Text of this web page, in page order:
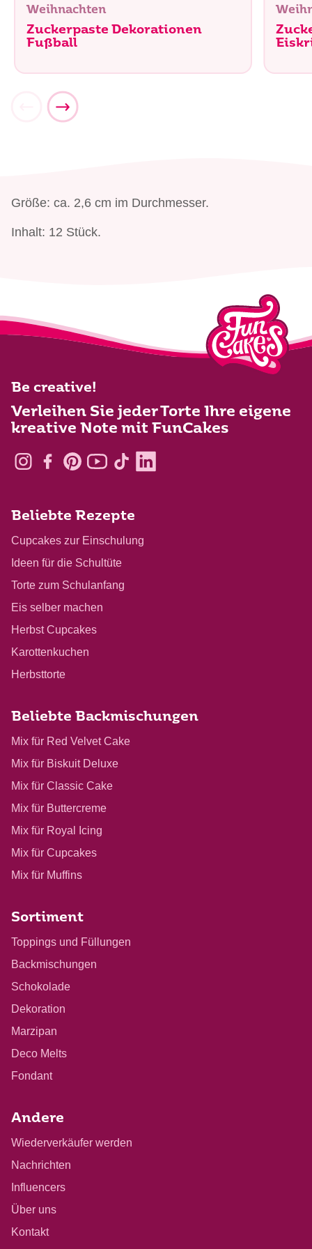
Weihnachten
Zuckerpaste Dekorationen
Fußball
Größe: ca. 2,6 cm im Durchmesser.
Inhalt: 12 Stück.
Be creative!
Verleihen Sie jeder Torte Ihre eigene
kreative Note mit FunCakes
Beliebte Rezepte
Cupcakes zur Einschulung
Ideen für die Schultüte
Torte zum Schulanfang
Eis selber machen
Herbst Cupcakes
Karottenkuchen
Herbsttorte
Beliebte Backmischungen
Mix für Red Velvet Cake
Mix für Biskuit Deluxe
Mix für Classic Cake
Mix für Buttercreme
Mix für Royal Icing
Mix für Cupcakes
Mix für Muffins
Sortiment
Toppings und Füllungen
Backmischungen
Schokolade
Dekoration
Marzipan
Deco Melts
Fondant
Andere
Wiederverkäufer werden
Nachrichten
Influencers
Über uns
Kontakt